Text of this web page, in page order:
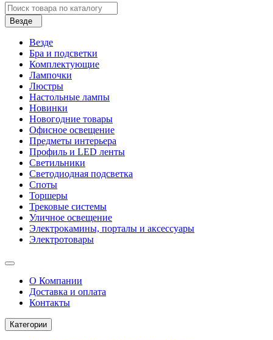
Везде
Везде
Бра и подсветки
Комплектующие
Лампочки
Люстры
Настольные лампы
Новинки
Новогодние товары
Офисное освещение
Предметы интерьера
Профиль и LED ленты
Светильники
Светодиодная подсветка
Споты
Торшеры
Трековые системы
Уличное освещение
Электрокамины, порталы и аксессуары
Электротовары
О Компании
Доставка и оплата
Контакты
Категории